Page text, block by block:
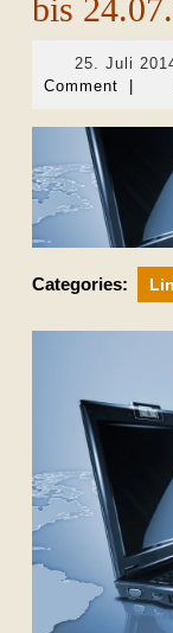
bis
25. Juli
Comment
Categories: